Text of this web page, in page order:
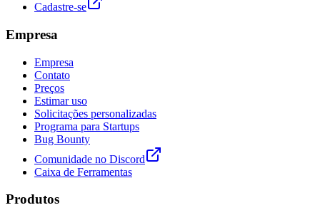
Cadastre-se
Empresa
Empresa
Contato
Preços
Estimar uso
Solicitações personalizadas
Programa para Startups
Bug Bounty
Comunidade no Discord
Caixa de Ferramentas
Produtos